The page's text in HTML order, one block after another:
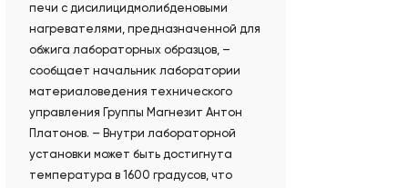
печи c дисилицидмолибденовыми
нагревателями, предназначенной для
обжига лабораторных образцов, –
сообщает начальник лаборатории
материаловедения технического
управления Группы Магнезит Антон
Платонов. – Внутри лабораторной
установки может быть достигнута
температура в 1600 градусов, что